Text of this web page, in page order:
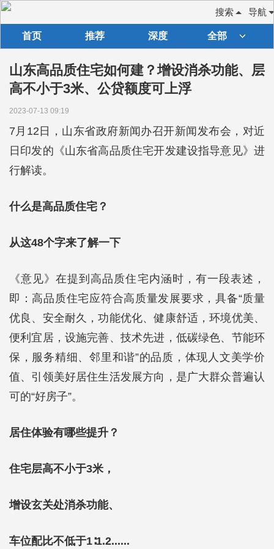
导航
搜索
首页 推荐 深度 全部
山东高品质住宅如何建？增设消杀功能、层
高不小于3米、公贷额度可上浮
2023-07-13 09:19
7月12日，山东省政府新闻办召开新闻发布会，对近
日印发的《山东省高品质住宅开发建设指导意见》进
行解读。
什么是高品质住宅？
从这48个字来了解一下
《意见》在提到高品质住宅内涵时，有一段表述，
即：高品质住宅应符合高质量发展要求，具备“质量
优良、安全耐久，功能优化、健康舒适，环境优美、
便利宜居，设施完善、技术先进，低碳绿色、节能环
保，服务精细、邻里和谐”的品质，体现人文美学价
值、引领美好居住生活发展方向，是广大群众普遍认
可的“好房子”。
居住体验有哪些提升？
住宅层高不小于3米，
增设玄关处消杀功能、
车位配比不低于1∶1.2......